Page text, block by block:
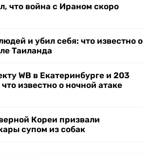
что война с Ираном скоро
и убил себя: что известно о
Таиланда
WB в Екатеринбурге и 203
известно о ночной атаке
Кореи призвали
супом из собак